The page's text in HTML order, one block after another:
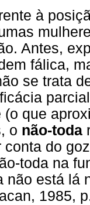
à
Antes,
fálica,
se trata
que
o não-toda
do
toda na
não está lá
1985,